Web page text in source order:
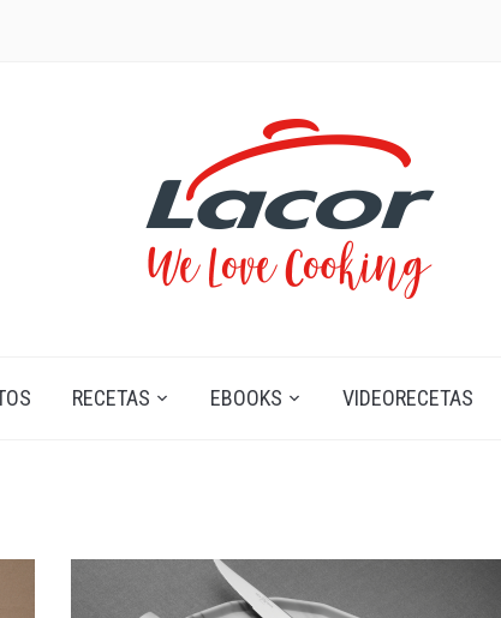
RECETAS EBOOKS VIDEORECETAS